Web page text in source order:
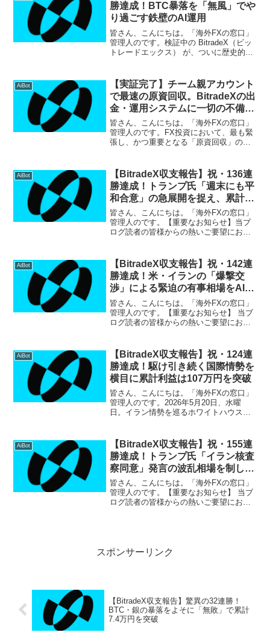
勝達成！BTC暴落を「無風」でや
り過ごす鉄壁のAI運用
皆さん、こんにちは。「海外FXの窓口」
管理人のです。検証中の BitradeX（ビッ
トレードエックス） が、ついに歴史的な
定。1月19日の開始以来、一度も負けなし
の「...
AiBot
【実証完了】チーム親アカウント
で最速の原資回収。BitradeXの出
金・運用システムに一切の不備な
し（2026/02/28）
皆さん、こんにちは。「海外FXの窓口」
管理人のです。FX投資において、最も緊
張し、かつ重要となる「原資回収」のプ
ーム親アカウントにおいて、ついに一つ
の大きな結...
AiBot
【BitradeX収支報告】祝・136連
勝達成！トランプ氏「週末にも平
和合意」の急展開を捉え、累計利
益140万円をロックオン＆個別サ
ポート始動
皆さん、こんにちは。「海外FXの窓口」
管理人のです。【重要なお知らせ】当ブ
ログ読者の皆様からの熱いご要望にお応
「BitradeXの具体的な始め方を知りた
い」「設...
AiBot
【BitradeX収支報告】祝・142連
勝達成！米・イランの「爆撃交
渉」による緊迫の有事相場をAIが
完全攻略、累計利益158万円突
破！
皆さん、こんにちは。「海外FXの窓口」
管理人のです。【重要なお知らせ】 当ブ
ログ読者の皆様からの熱いご要望にお応
「BitradeXの具体的な始め方を知りた
い」「...
AiBot
【BitradeX収支報告】祝・124連
勝達成！駆け引き続く国際情勢を
横目に累計利益は107万円を突破
皆さん、こんにちは。「海外FXの窓口」
管理人のです。2026年5月20日、水曜
日。イラン情勢を巡るホワイトハウスの
成しました！相場に急な揺さぶりがかか
る局面こ...
AiBot
【BitradeX収支報告】祝・155連
勝達成！トランプ氏「イラン核査
察同意」発言の波乱相場を制し、
累計利益187万円突破！
皆さん、こんにちは。「海外FXの窓口」
管理人のです。【重要なお知らせ】 当ブ
ログ読者の皆様からの熱いご要望にお応
スポンサーリンク
【BitradeX収支報告】驚異の32連勝！
BTC・銀の暴落をよそに「無敗」で累計
7.4万円を突破